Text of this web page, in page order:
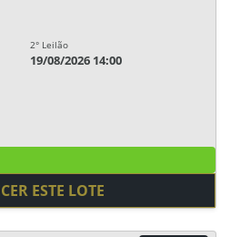
2° Leilão
19/08/2026 14:00
ESTE LOTE